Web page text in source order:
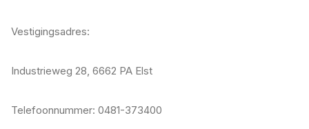
Vestigingsadres:
Industrieweg 28, 6662 PA Elst
Telefoonnummer: 0481-373400